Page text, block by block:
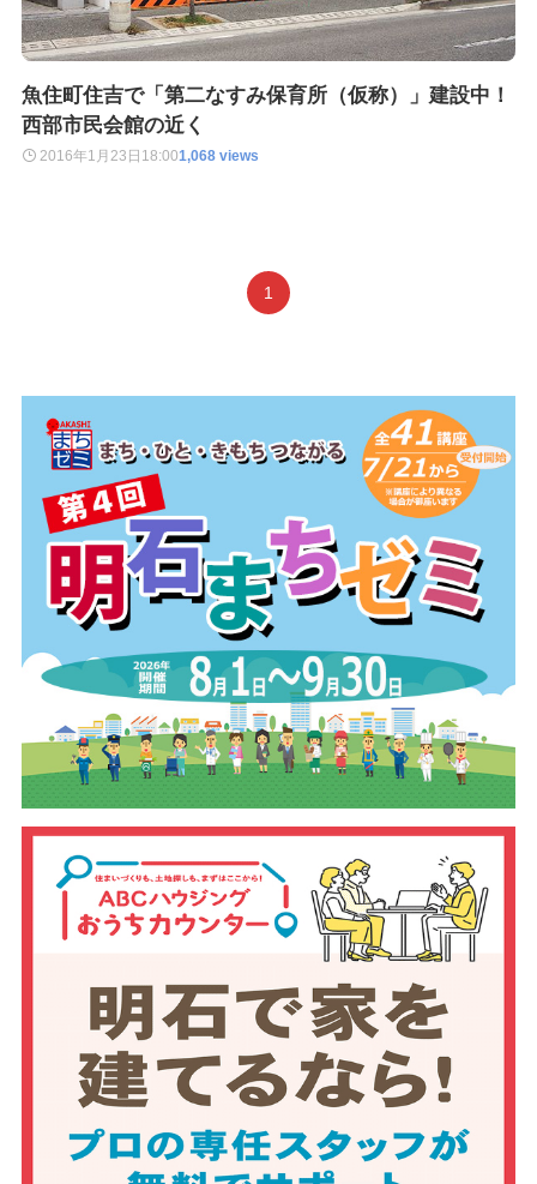
魚住町住吉で「第二なすみ保育所（仮称）」建設中！
西部市民会館の近く
2016年1月23日 18:001,068 views
1